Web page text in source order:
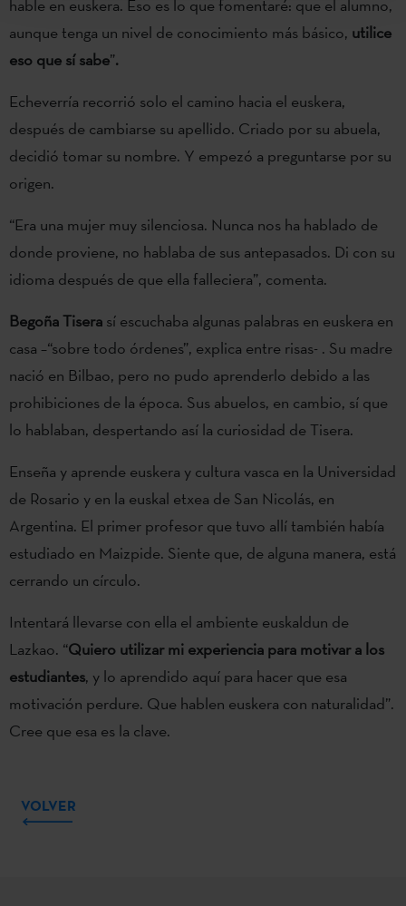
hable en euskera. Eso es lo que fomentaré: que el alumno,
aunque tenga un nivel de conocimiento más básico, utilice
eso que sí sabe”.
Echeverría recorrió solo el camino hacia el euskera,
después de cambiarse su apellido. Criado por su abuela,
decidió tomar su nombre. Y empezó a preguntarse por su
origen.
“Era una mujer muy silenciosa. Nunca nos ha hablado de
donde proviene, no hablaba de sus antepasados. Di con su
idioma después de que ella falleciera”, comenta.
Begoña Tisera sí escuchaba algunas palabras en euskera en
casa –“sobre todo órdenes”, explica entre risas- . Su madre
nació en Bilbao, pero no pudo aprenderlo debido a las
prohibiciones de la época. Sus abuelos, en cambio, sí que
lo hablaban, despertando así la curiosidad de Tisera.
Enseña y aprende euskera y cultura vasca en la Universidad
de Rosario y en la euskal etxea de San Nicolás, en
Argentina. El primer profesor que tuvo allí también había
estudiado en Maizpide. Siente que, de alguna manera, está
cerrando un círculo.
Intentará llevarse con ella el ambiente euskaldun de
Lazkao. “Quiero utilizar mi experiencia para motivar a los
estudiantes, y lo aprendido aquí para hacer que esa
motivación perdure. Que hablen euskera con naturalidad”.
Cree que esa es la clave.
VOLVER